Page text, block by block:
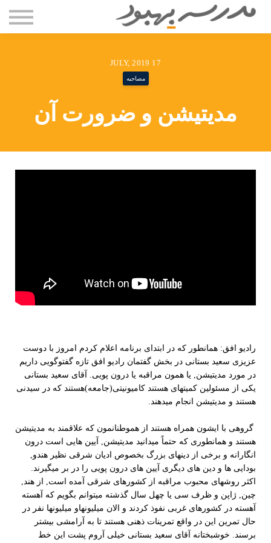
مقاله ها
دوره ها
تماس با ما
17 JULY, 2019
مصاحبه
مدیتیشن و ضرورت آن
رادیو افق: همانطور که در ابتدای برنامه اعلام کردم امروز با دوست
عزیزی سعید بستانی در بخش گفتمان رادیو افق تازه گفتوگویی داریم
در مورد مدیتیشن, یا همون مراقبه یا درون­ پویی. آقای سعید بستانی
یکی از مسئولین کمیته­ای هستند کامیونیتی(جامعه)هستند که در سیدنی
هستند و مدیتیشن انجام می­دهند.
گروهی با ایشون همراه هستند از هموطنانمون که علاقمند به مدیتیشن
هستند و همانطوری که حتماً می­دانید مدیتیشن, آیین ه­ایی است درون
انگارانه و برخی از دین­های بزرگ بخصوص ادیان شرقی نظیر هندو,
بودایی ­ها و دین­ های دیگری آیین های درون­ پویی را در بر می­گیرند.
اکثر روشهای محبوب مراقبه از کشورهای شرقی آمده است, از هند,
چین, ژاپن و ظرف سی یا چهل سال گذشته می­توانم بگویم که آهسته
آهسته در کشورهای غربی نفوذ کردند و الان میلیونها­و میلیون­ها نفر در
حال تمرین این در واقع تمرینات ذهنی هستند تا به آرامشی بیشتر
برسند. خوشبختانه آقای سعید بستانی خیلی آروم پشت این خط